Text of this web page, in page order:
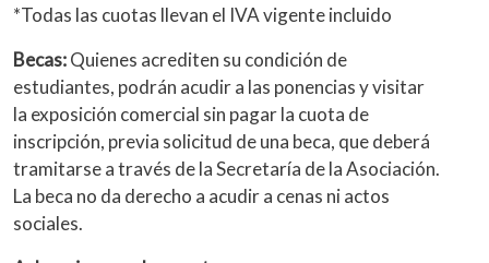
*Todas las cuotas llevan el IVA vigente incluido
Becas:Quienes acrediten su condición de
estudiantes, podrán acudir a las ponencias y visitar
la exposición comercial sin pagar la cuota de
inscripción, previa solicitud de una beca, que deberá
tramitarse a través de la Secretaría de la Asociación.
La beca no da derecho a acudir a cenas ni actos
sociales.